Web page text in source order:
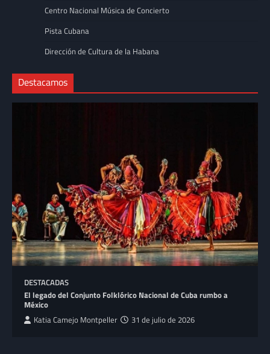
Centro Nacional Música de Concierto
Pista Cubana
Dirección de Cultura de la Habana
Destacamos
DESTACADAS
El legado del Conjunto Folklórico Nacional de Cuba rumbo a
México
Katia Camejo Montpeller 31 de julio de 2026